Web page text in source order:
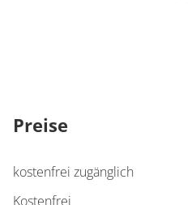
Preise
kostenfrei zugänglich
Kostenfrei